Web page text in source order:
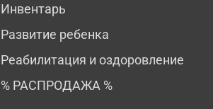
Инвентарь
Развитие ребенка
Реабилитация и оздоровление
% РАСПРОДАЖА %